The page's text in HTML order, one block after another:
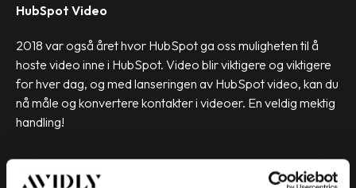
HubSpot Video
2018 var også året hvor HubSpot ga oss muligheten til å
hoste video inne i HubSpot. Video blir viktigere og viktigere
for hver dag, og med lanseringen av HubSpot video, kan du
nå måle og konvertere kontakter i videoer. En veldig mektig
handling!